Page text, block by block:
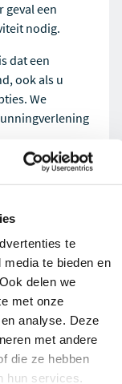
te
te bieden en
delen we
met onze
analyse. Deze
met andere
die ze hebben
hun services.
geval een
nodig.
dat een
ook als u
We
behulp van
raden wij u
aan de
wat de effecten
Het
dienen met
We